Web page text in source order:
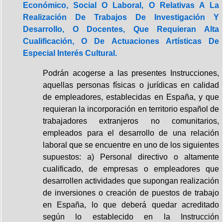
Económico, Social O Laboral, O Relativas A La
Realización De Trabajos De Investigación Y
Desarrollo, O Docentes, Que Requieran Alta
Cualificación, O De Actuaciones Artísticas De
Especial Interés Cultural.
Podrán acogerse a las presentes Instrucciones,
aquellas personas físicas o jurídicas en calidad
de empleadores, establecidas en España, y que
requieran la incorporación en territorio español de
trabajadores extranjeros no comunitarios,
empleados para el desarrollo de una relación
laboral que se encuentre en uno de los siguientes
supuestos: a) Personal directivo o altamente
cualificado, de empresas o empleadores que
desarrollen actividades que supongan realización
de inversiones o creación de puestos de trabajo
en España, lo que deberá quedar acreditado
según lo establecido en la Instrucción